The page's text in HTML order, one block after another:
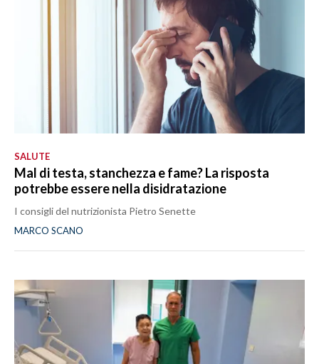
SALUTE
Mal di testa, stanchezza e fame? La risposta
potrebbe essere nella disidratazione
I consigli del nutrizionista Pietro Senette
MARCO SCANO